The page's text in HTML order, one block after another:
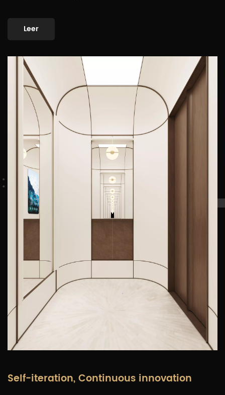
overwhelmed by the design, but gently embraced and
soothed by the space, as if time slows down and your mind
finds its calm. This is the aesthetic manifesto of "Ru-Xin,"
where silence speaks louder than words.
Leer
Self-iteration, Continuous innovation